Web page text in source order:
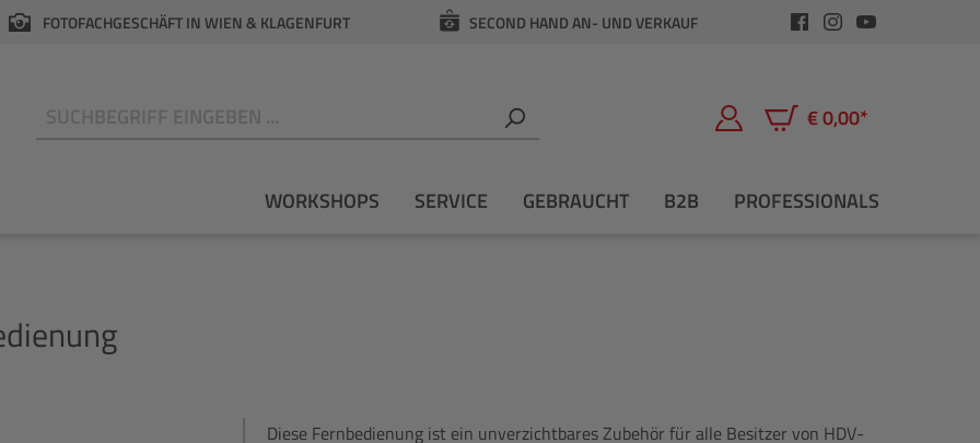
FOTOFACHGESCHÄFT IN WIEN & KLAGENFURT SECOND HAND AN- UND VERKAUF
€ 0,00*
Warenkorb enthält 0
WORKSHOPS SERVICE GEBRAUCHT B2B PROFESSIONALS
Diese Fernbedienung ist ein unverzichtbares Zubehör für alle Besitzer von HDV-